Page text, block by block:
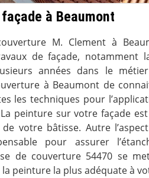
à Beaumont
M. Clement à
de façade, notamment
années dans le
à Beaumont de
les techniques pour
peinture sur votre façade
votre bâtisse. Autre
pour assurer
de couverture 54470 se
peinture la plus adéquate à